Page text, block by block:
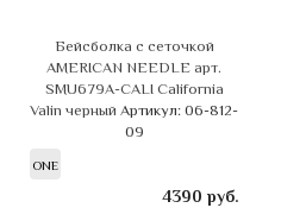
Бейсболка с сеточкой
AMERICAN NEEDLE арт.
SMU679A-CALI California
Valin черныйАртикул: 06-812-
09
ONE
4390 руб.